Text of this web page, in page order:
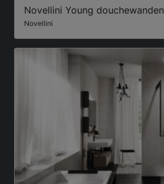
Novellini Young douchewanden
Novellini